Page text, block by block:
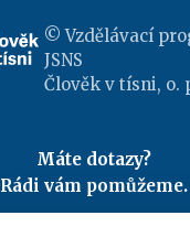
© Vzdělávací
JSNS
Člověk v tísni, o.
Máte dotazy?
Rádi vám pomůžeme.